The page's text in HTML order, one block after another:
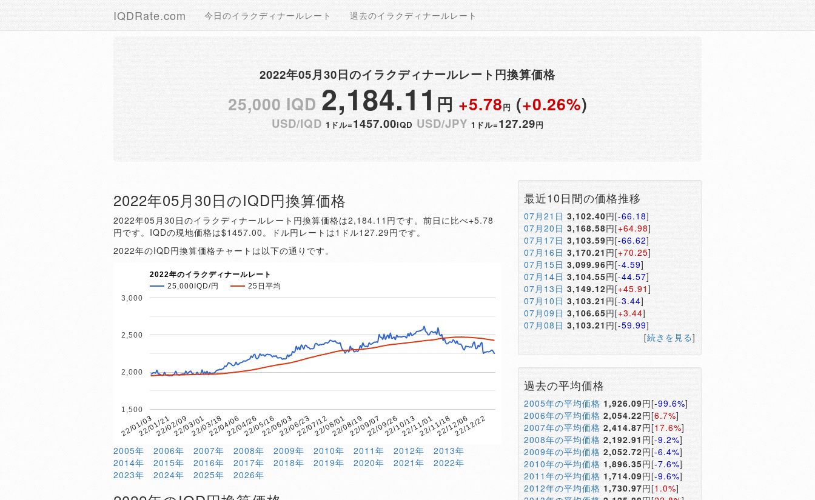
IQDRate.com 今日のイラクディナールレート 過去のイラクディナールレート
2022年05月30日のイラクディナールレート円換算価格
25,000 IQD 2,184.11円+5.78円 (+0.26%)
USD/IQD 1ドル=1457.00IQD USD/JPY 1ドル=127.29円
2022年05月30日のIQD円換算価格
2022年05月30日のイラクディナールレート円換算価格は2,184.11円です。前日に比べ+5.78
円です。IQDの現地価格は$1457.00。ドル円レートは1ドル127.29円です。
2022年のIQD円換算価格チャートは以下の通りです。
2022年のイラクディナールレート
25,000IQD/円
25日平均
22/01/0322/01/2122/02/0922/03/0122/03/1822/04/0622/04/2622/05/1622/06/0322/06/2322/07/1222/08/0122/08/1922/09/0722/09/2622/10/1322/11/0122/11/1822/12/0622/12/22
1,500
2,000
2,500
3,000
2005年 2006年 2007年 2008年 2009年 2010年 2011年 2012年
2013年
2014年
2015年 2016年 2017年 2018年 2019年 2020年 2021年
2022年
2023年
2024年 2025年 2026年
最近10日間の価格推移
07月21日 3,102.40円[-66.18]
07月20日 3,168.58円[+64.98]
07月17日 3,103.59円[-66.62]
07月16日 3,170.21 円[+70.25]
07月15日 3,099.96円[-4.59]
07月14日 3,104.55円[-44.57]
07月13日 3,149.12円[+45.91 ]
07月10日 3,103.21円[-3.44]
07月09日 3,106.65円[+3.44]
07月08日 3,103.21 円[-59.99]
[続きを見る]
過去の平均価格
2005年の平均価格 1,926.09円[-99.6%]
2006年の平均価格 2,054.22円[6.7%]
2007年の平均価格 2,414.87円[17.6%]
2008年の平均価格 2,192.91 円[-9.2%]
2009年の平均価格 2,052.72円[-6.4%]
2010年の平均価格 1,896.35円[-7.6%]
2011年の平均価格 1,714.09円[-9.6%]
2012年の平均価格 1,730.97円[1.0%]